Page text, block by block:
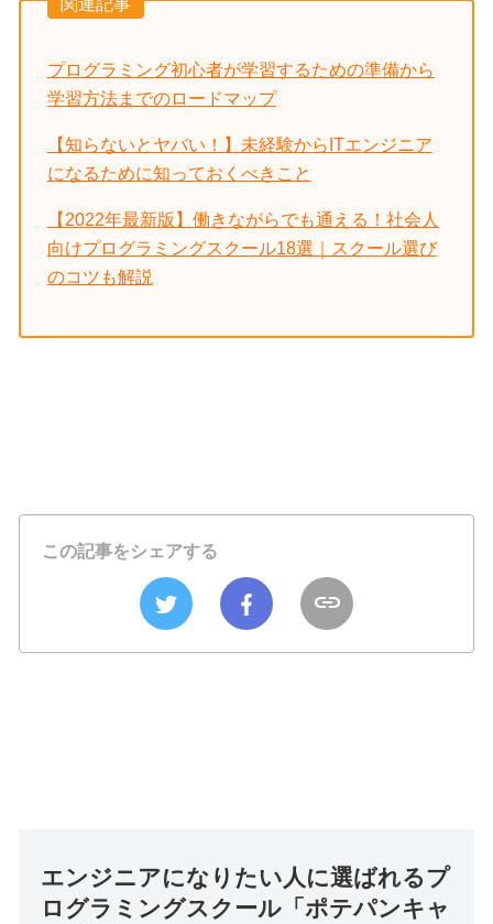
プログラミング初心者が学習するための準備から
学習方法までのロードマップ
【知らないとヤバい！】未経験からITエンジニア
になるために知っておくべきこと
【2022年最新版】働きながらでも通える！社会人
向けプログラミングスクール18選｜スクール選び
のコツも解説
この記事をシェアする
エンジニアになりたい人に選ばれるプ
ログラミングスクール「ポテパンキャ